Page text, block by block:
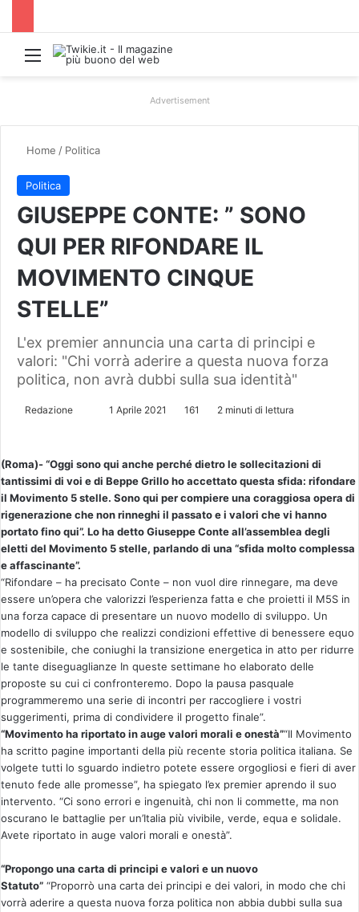
Menu
Advertisement
Home / Politica
Politica
GIUSEPPE CONTE: ” SONO
QUI PER RIFONDARE IL
MOVIMENTO CINQUE
STELLE”
L'ex premier annuncia una carta di principi e
valori: "Chi vorrà aderire a questa nuova forza
politica, non avrà dubbi sulla sua identità"
Redazione
i
a
n
'
m
a
i
1 Aprile 2021 161 2 minuti di lettura
(Roma)- “Oggi sono qui anche perché dietro le sollecitazioni di
tantissimi di voi e di Beppe Grillo ho accettato questa sfida: rifondare
il Movimento 5 stelle. Sono qui per compiere una coraggiosa opera di
rigenerazione che non rinneghi il passato e i valori che vi hanno
portato fino qui”. Lo ha detto Giuseppe Conte all’assemblea degli
eletti del Movimento 5 stelle, parlando di una “sfida molto complessa
e affascinante”.
“Rifondare – ha precisato Conte – non vuol dire rinnegare, ma deve
essere un’opera che valorizzi l’esperienza fatta e che proietti il M5S in
una forza capace di presentare un nuovo modello di sviluppo. Un
modello di sviluppo che realizzi condizioni effettive di benessere equo
e sostenibile, che coniughi la transizione energetica in atto per ridurre
le tante diseguaglianze In queste settimane ho elaborato delle
proposte su cui ci confronteremo. Dopo la pausa pasquale
programmeremo una serie di incontri per raccogliere i vostri
suggerimenti, prima di condividere il progetto finale”.
“Movimento ha riportato in auge valori morali e onestà”“Il Movimento
ha scritto pagine importanti della più recente storia politica italiana. Se
volgete tutti lo sguardo indietro potete essere orgogliosi e fieri di aver
tenuto fede alle promesse”, ha spiegato l’ex premier aprendo il suo
intervento. “Ci sono errori e ingenuità, chi non li commette, ma non
oscurano le battaglie per un’Italia più vivibile, verde, equa e solidale.
Avete riportato in auge valori morali e onestà”.
“Propongo una carta di principi e valori e un nuovo
Statuto” “Proporrò una carta dei principi e dei valori, in modo che chi
vorrà aderire a questa nuova forza politica non abbia dubbi sulla sua